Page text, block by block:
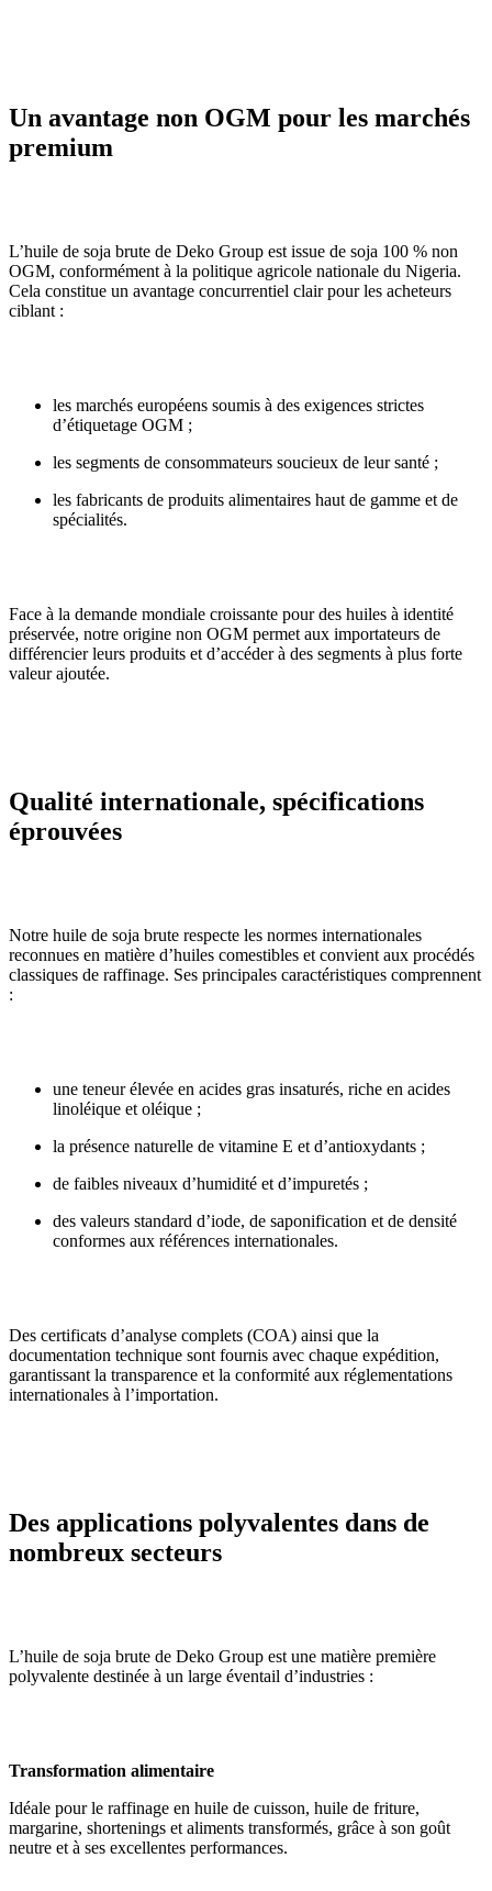
Un avantage non OGM pour les marchés
premium
L’huile de soja brute de Deko Group est issue de soja 100 % non
OGM, conformément à la politique agricole nationale du Nigeria.
Cela constitue un avantage concurrentiel clair pour les acheteurs
ciblant :
les marchés européens soumis à des exigences strictes
d’étiquetage OGM ;
les segments de consommateurs soucieux de leur santé ;
les fabricants de produits alimentaires haut de gamme et de
spécialités.
Face à la demande mondiale croissante pour des huiles à identité
préservée, notre origine non OGM permet aux importateurs de
différencier leurs produits et d’accéder à des segments à plus forte
valeur ajoutée.
Qualité internationale, spécifications
éprouvées
Notre huile de soja brute respecte les normes internationales
reconnues en matière d’huiles comestibles et convient aux procédés
classiques de raffinage. Ses principales caractéristiques comprennent
:
une teneur élevée en acides gras insaturés, riche en acides
linoléique et oléique ;
la présence naturelle de vitamine E et d’antioxydants ;
de faibles niveaux d’humidité et d’impuretés ;
des valeurs standard d’iode, de saponification et de densité
conformes aux références internationales.
Des certificats d’analyse complets (COA) ainsi que la
documentation technique sont fournis avec chaque expédition,
garantissant la transparence et la conformité aux réglementations
internationales à l’importation.
Des applications polyvalentes dans de
nombreux secteurs
L’huile de soja brute de Deko Group est une matière première
polyvalente destinée à un large éventail d’industries :
Transformation alimentaire
Idéale pour le raffinage en huile de cuisson, huile de friture,
margarine, shortenings et aliments transformés, grâce à son goût
neutre et à ses excellentes performances.